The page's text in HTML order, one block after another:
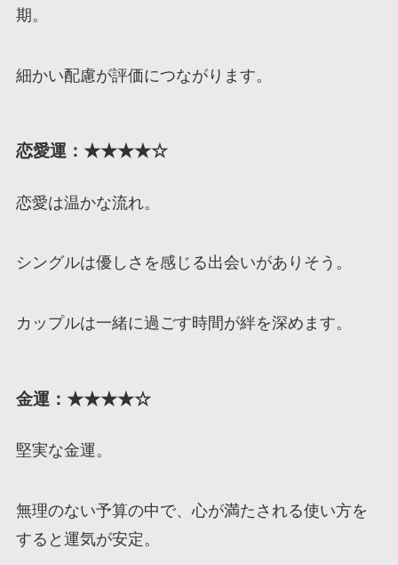
期。
細かい配慮が評価につながります。
恋愛運：★★★★☆
恋愛は温かな流れ。
シングルは優しさを感じる出会いがありそう。
カップルは一緒に過ごす時間が絆を深めます。
金運：★★★★☆
堅実な金運。
無理のない予算の中で、心が満たされる使い方を
すると運気が安定。